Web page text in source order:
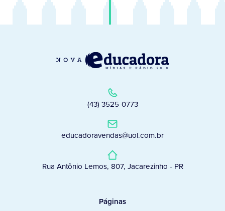
(43) 3525-0773
educadoravendas@uol.com.br
Rua Antônio Lemos, 807, Jacarezinho - PR
Páginas